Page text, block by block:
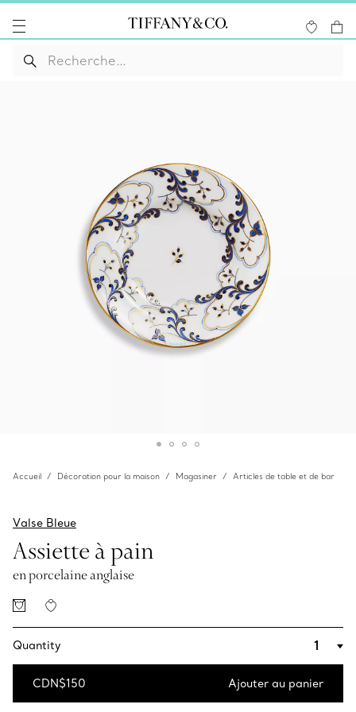
Accueil Décoration pour la maison Magasiner Articles de table et de bar
Valse Bleue
Assiette à pain
en porcelaine anglaise
Quantity
CDN$150 Ajouter au panier